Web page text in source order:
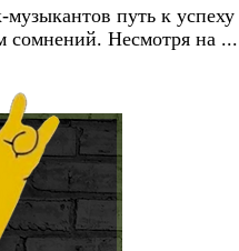
путь к успеху
сомнений. Несмотря на ...